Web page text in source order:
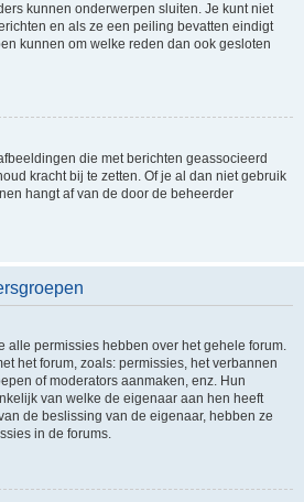
kunnen onderwerpen sluiten. Je kunt niet
en als ze een peiling bevatten eindigt
kunnen om welke reden dan ook gesloten
die met berichten geassocieerd
kracht bij te zetten. Of je al dan niet gebruik
hangt af van de door de beheerder
alle permissies hebben over het gehele forum.
het forum, zoals: permissies, het verbannen
of moderators aanmaken, enz. Hun
van welke de eigenaar aan hen heeft
de beslissing van de eigenaar, hebben ze
in de forums.